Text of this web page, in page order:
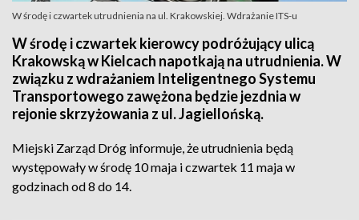
W środę i czwartek utrudnienia na ul. Krakowskiej. Wdrażanie ITS-u
W środę i czwartek kierowcy podróżujący ulicą
Krakowską w Kielcach napotkają na utrudnienia. W
związku z wdrażaniem Inteligentnego Systemu
Transportowego zawężona będzie jezdnia w
rejonie skrzyżowania z ul. Jagiellońską.
Miejski Zarząd Dróg informuje, że utrudnienia będą
występowały w środę 10 maja i czwartek 11 maja w
godzinach od 8 do 14.